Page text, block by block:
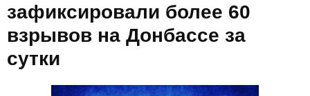
зафиксировали более 60
взрывов на Донбассе за
сутки